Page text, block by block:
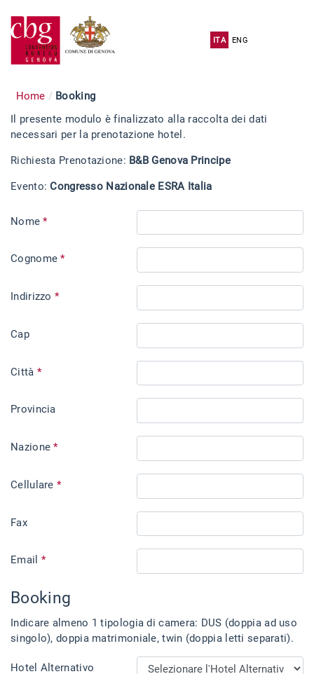
ITA ENG
Home
Booking
Il presente modulo è finalizzato alla raccolta dei dati
necessari per la prenotazione hotel.
Richiesta Prenotazione: B&B Genova Principe
Evento:Congresso Nazionale ESRA Italia
Nome *
Cognome *
Indirizzo *
Cap
Città *
Provincia
Nazione *
Cellulare *
Fax
Email *
Booking
Indicare almeno 1 tipologia di camera: DUS (doppia ad uso
singolo), doppia matrimoniale, twin (doppia letti separati).
Hotel Alternativo